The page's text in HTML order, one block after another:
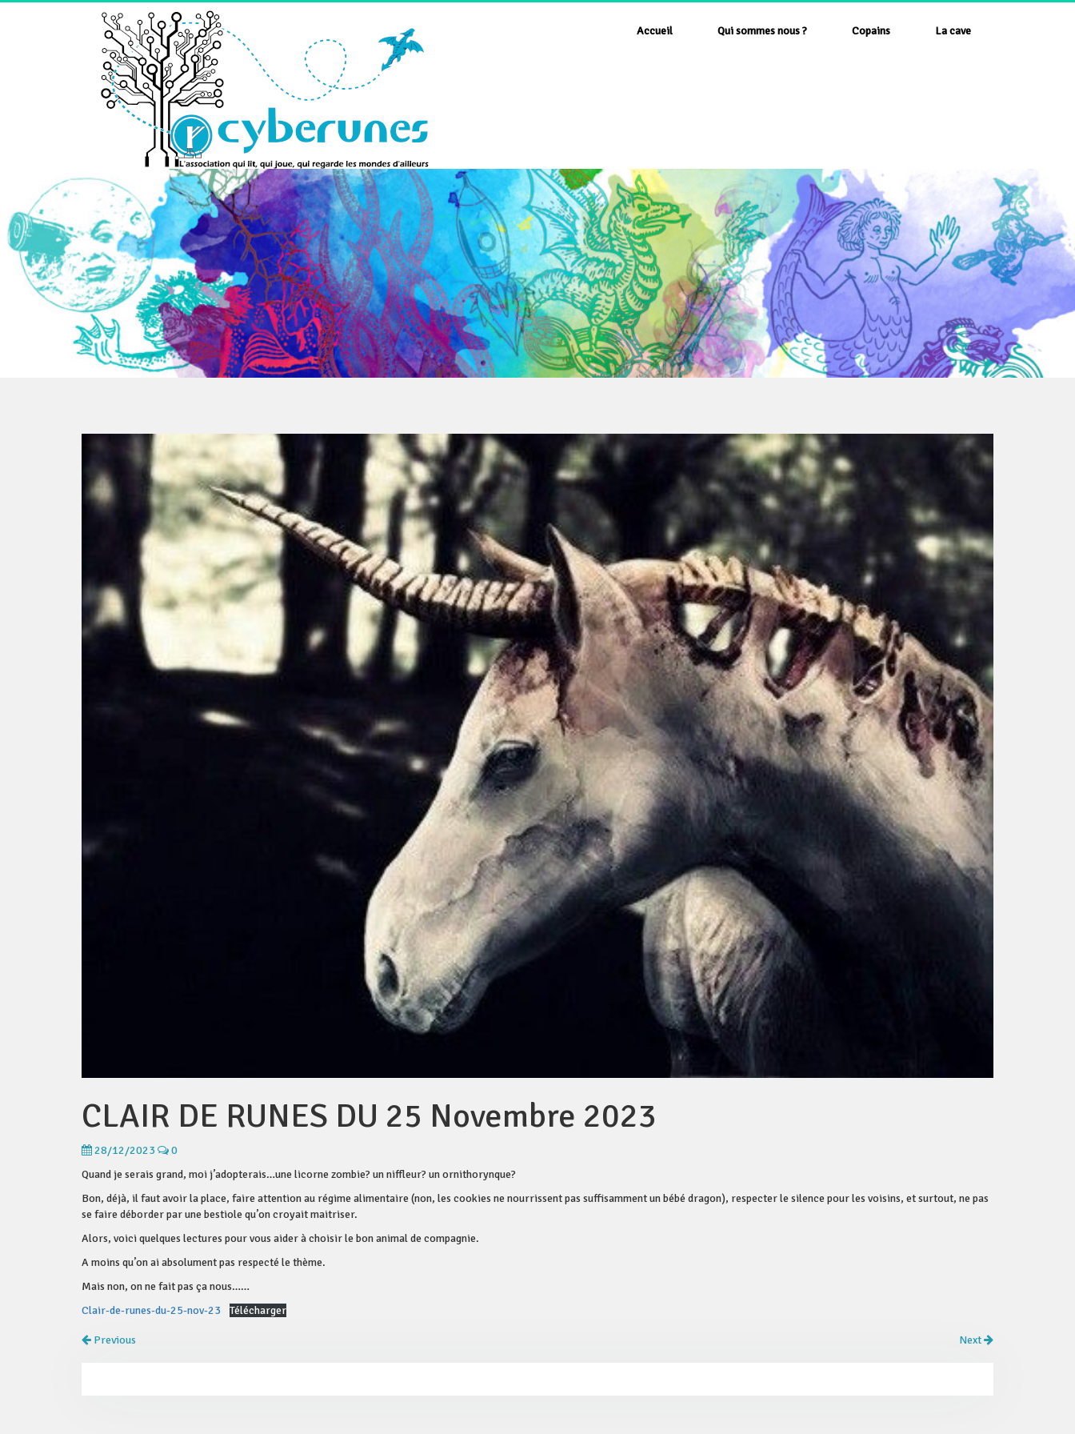
Accueil Qui sommes nous ? Copains La cave
CLAIR DE RUNES DU 25 Novembre 2023
28/12/2023
0
Quand je serais grand, moi j’adopterais…une licorne zombie? un niffleur? un ornithorynque?
Bon, déjà, il faut avoir la place, faire attention au régime alimentaire (non, les cookies ne nourrissent pas suffisamment un bébé dragon), respecter le silence pour les voisins, et surtout, ne pas
se faire déborder par une bestiole qu’on croyait maitriser.
Alors, voici quelques lectures pour vous aider à choisir le bon animal de compagnie.
A moins qu’on ai absolument pas respecté le thème.
Mais non, on ne fait pas ça nous……
Clair-de-runes-du-25-nov-23
Télécharger
Previous Next